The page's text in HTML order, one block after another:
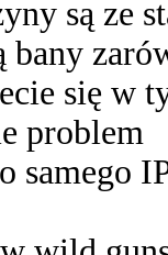
są ze
bany
się w
problem
samego